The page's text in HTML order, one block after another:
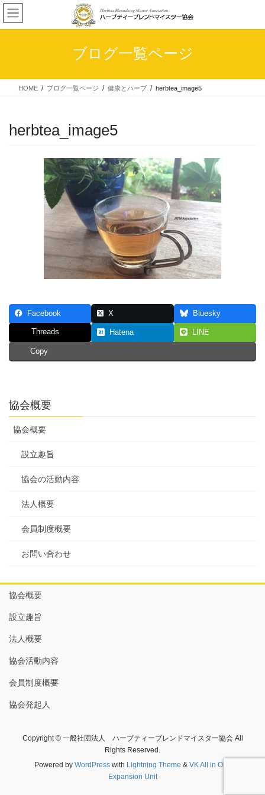
コ
ン
テ
ス
ナ
ビ
ゲ
ン
ブログ一覧ページ
HOME ブログ一覧ページ 健康とハーブ herbtea_image5
herbtea_image5
Facebook X Bluesky
Threads Hatena LINE
Copy
協会概要
協会概要
設立趣旨
協会の活動内容
法人概要
会員制度概要
お問い合わせ
協会概要
設立趣旨
法人概要
協会活動内容
会員制度概要
協会発起人
Copyright © 一般社団法人 ハーブティーブレンドマイスター協会 All
Rights Reserved.
Powered by WordPresswith Lightning Theme & VK All in One
Expansion Unit